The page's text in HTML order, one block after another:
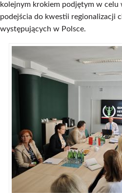
kolejnym krokiem podjętym w
podejścia do kwestii regionalizacji
występujących w Polsce.